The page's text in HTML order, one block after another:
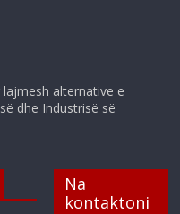
lajmesh alternative e
dhe Industrisë së
Na
kontaktoni